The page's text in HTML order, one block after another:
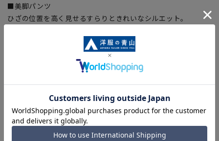
■美脚パンツ
ひざの位置を高く見せるすらりときれいなシルエット。
この商品はリサイクル原料を使用し、プラスチック・スマート
■ECOBLUE®(100%リサイクルポリエステル)
『ECOBLUE®』を使用しています。
【シルエット】《標準》 (当社比)